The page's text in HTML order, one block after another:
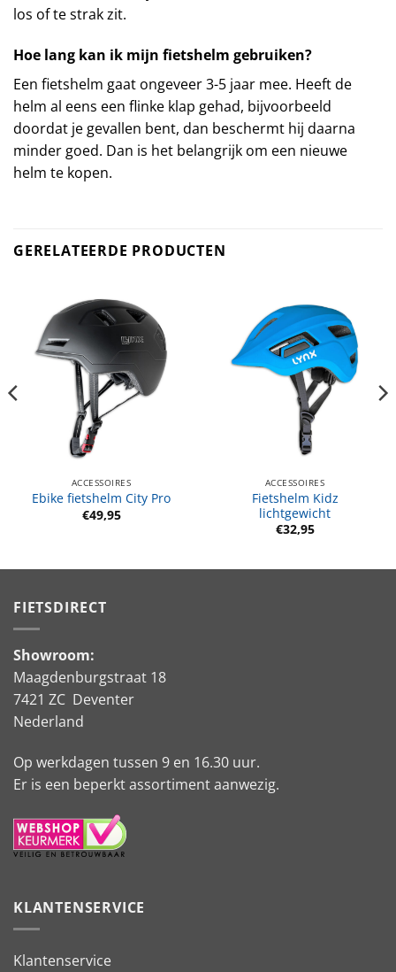
los of te strak zit.
Hoe lang kan ik mijn fietshelm gebruiken?
Een fietshelm gaat ongeveer 3-5 jaar mee. Heeft de
helm al eens een flinke klap gehad, bijvoorbeeld
doordat je gevallen bent, dan beschermt hij daarna
minder goed. Dan is het belangrijk om een nieuwe
helm te kopen.
GERELATEERDE PRODUCTEN
ACCESSOIRES
Ebike fietshelm City Pro
€49,95
ACCESSOIRES
Fietshelm Kidz
lichtgewicht
€32,95
FIETSDIRECT
Showroom:
Maagdenburgstraat 18
7421 ZC Deventer
Nederland
Op werkdagen tussen 9 en 16.30 uur.
Er is een beperkt assortiment aanwezig.
KLANTENSERVICE
Klantenservice